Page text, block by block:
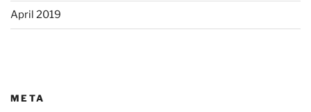
April 2019
META